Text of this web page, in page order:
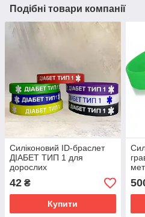
Подібні товари компанії
Силіконовий ID-браслет
ДІАБЕТ ТИП 1 для
дорослих
42 ₴
Купити